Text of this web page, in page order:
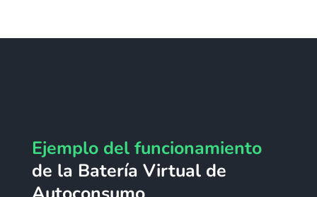
Ejemplo del funcionamiento
de la Batería Virtual de